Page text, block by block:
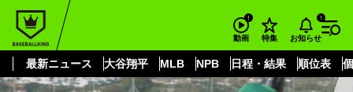
動画 特集 お知らせ
最新ニュース 大谷翔平 MLB NPB 日程・結果 順位表
もっと見る